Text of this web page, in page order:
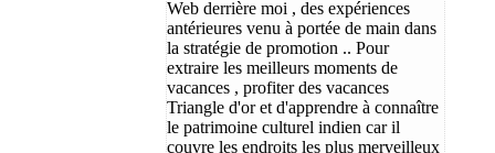
Web derrière moi , des expériences
antérieures venu à portée de main dans
la stratégie de promotion .. Pour
extraire les meilleurs moments de
vacances , profiter des vacances
Triangle d'or et d'apprendre à connaître
le patrimoine culturel indien car il
couvre les endroits les plus merveilleux